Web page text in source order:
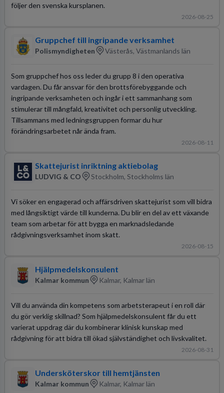
följer den svenska kursplanen.
2026-08-25
Gruppchef till ingripande verksamhet
Polismyndigheten Västerås, Västmanlands län
Som gruppchef hos oss leder du grupp 8 i den operativa
vardagen. Du får ansvar för den brottsförebyggande och
ingripande verksamheten och ingår i ett sammanhang som
stimulerar till mångfald, kreativitet och personlig utveckling.
Tillsammans med ledningsgruppen formar du hur
förändringsarbetet når ända fram.
2026-08-11
Skattejurist inriktning aktiebolag
LUDVIG & CO Stockholm, Stockholms län
Vi söker en engagerad och affärsdriven skattejurist som vill bidra
med långsiktigt värde till kunderna. Du blir en del av ett växande
team som arbetar för att bygga en marknadsledande
rådgivningsverksamhet inom skatt.
2026-08-15
Hjälpmedelskonsulent
Kalmar kommun Kalmar, Kalmar län
Vill du använda din kompetens som arbetsterapeut i en roll där
du gör verklig skillnad? Som hjälpmedelskonsulent får du ett
varierat uppdrag där du kombinerar klinisk kunskap med
rådgivning för att bidra till ökad självständighet och livskvalitet.
2026-08-31
Undersköterskor till hemtjänsten
Kalmar kommun Kalmar, Kalmar län